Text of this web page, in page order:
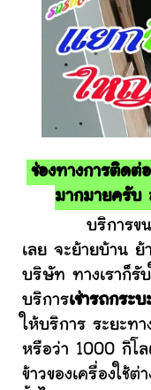
ช่องทางการติดต่
มากมายครับ
บริการขนย้าย
เลย จะย้ายบ้าน
บริษัท ทางเราก็รั
บริการเช่ารถกระบ
ให้บริการ ระยะท
หรือว่า 1000 กิโล
ข้าวของเครื่องใช้